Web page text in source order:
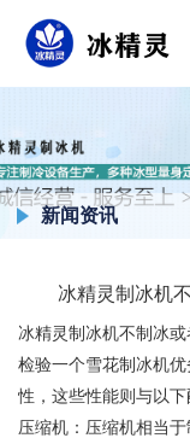
新闻资讯
冰精灵制冰机
冰精灵制冰机不制冰
检验一个雪花制冰机
性，这些性能则与以下
压缩机：压缩机相当